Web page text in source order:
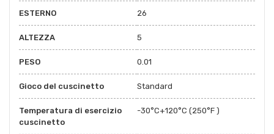
ESTERNO 26
ALTEZZA 5
PESO 0.01
Gioco del cuscinetto Standard
Temperatura di esercizio
cuscinetto
-30°C+120°C (250°F )